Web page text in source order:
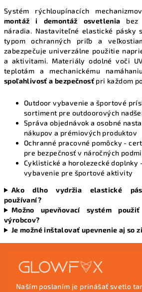
Systém rýchloupínacích
montáž i demontáž osvetlenia bez
náradia. Nastaviteľné elastické pásky
typom ochranných priľb a
zabezpečuje univerzálne použitie
a aktivitami. Materiály odolné voči
teplotám a mechanickému
spoľahlivosť a bezpečnosť pri každom
Outdoor vybavenie a športové
sortiment pre outdoorových
Správa objednávok a osobné
nákupov a prémiových produktov
Ochranné pracovné pomôcky -
pre bezpečnosť v náročných
Cyklistické a horolezecké doplnky
vybavenie pre športové aktivity
Ako dlho vydržia elastické
používaní?
Možno upevňovací systém
výrobcov?
Je možné inštalovať upevnenie aj so
Naším poslaním je prinášať svetlo